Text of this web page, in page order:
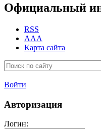
Официальный
RSS
AAA
Карта сайта
Войти
Авторизация
Логин: